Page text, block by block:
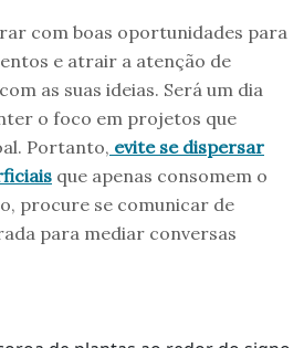
com boas oportunidades para
e atrair a atenção de
as suas ideias. Será um dia
o foco em projetos que
Portanto, evite se dispersar
que apenas consomem o
procure se comunicar de
para mediar conversas